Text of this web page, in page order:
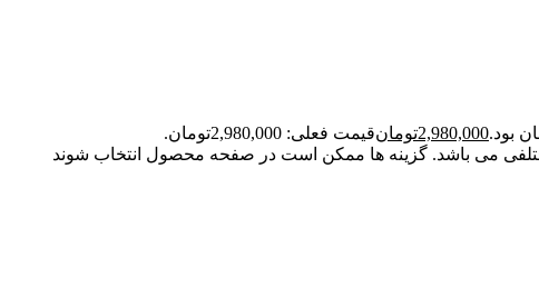
2,980,000تومانقیمت فعلی: 2,980,000تومان.
می باشد. گزینه ها ممکن است در صفحه محصول انتخاب شوند